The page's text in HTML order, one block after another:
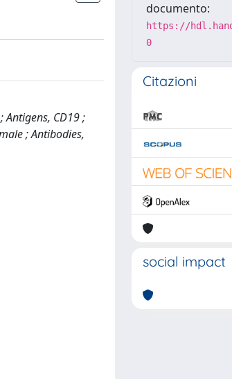
Antigens, CD19 ;
; Antibodies,
documento:
https://
0
Citazioni
social impact